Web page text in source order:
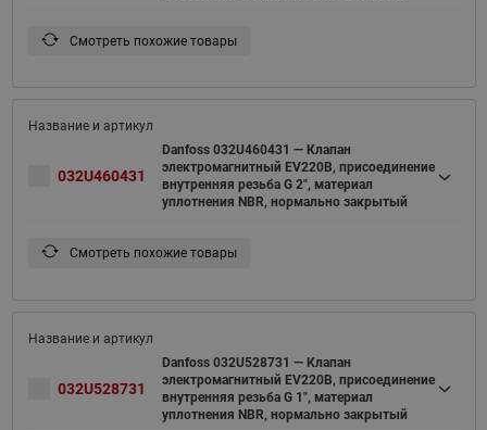
Смотреть похожие товары
032U460431
Danfoss 032U460431 — Клапан
электромагнитный EV220B, присоединение
внутренняя резьба G 2", материал
уплотнения NBR, нормально закрытый
Смотреть похожие товары
032U528731
Danfoss 032U528731 — Клапан
электромагнитный EV220B, присоединение
внутренняя резьба G 1", материал
уплотнения NBR, нормально закрытый